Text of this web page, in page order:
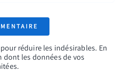
réduire les indésirables. En
dont les données de vos
.